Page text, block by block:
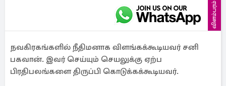
விளம்பரம்
நவகிரகங்களில் நீதிமனாக விளங்கக்கூடியவர் சனி
பகவான். இவர் செய்யும் செயலுக்கு ஏற்ப
பிரதிபலங்களை திருப்பி கொடுக்கக்கூடியவர்.